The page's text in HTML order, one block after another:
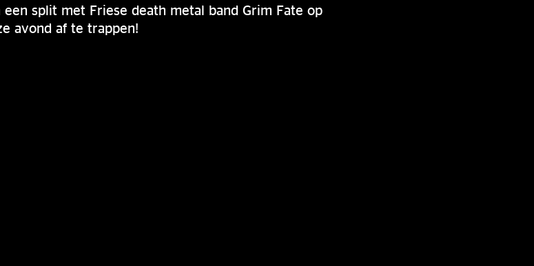
een split met Friese death metal band Grim Fate op
avond af te trappen!